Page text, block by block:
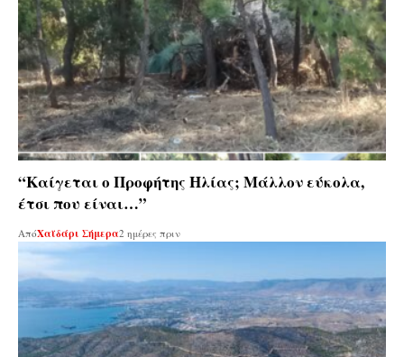
“Καίγεται ο Προφήτης Ηλίας; Μάλλον εύκολα,
έτσι που είναι…”
ΑπόΧαϊδάρι Σήμερα2 ημέρες πριν